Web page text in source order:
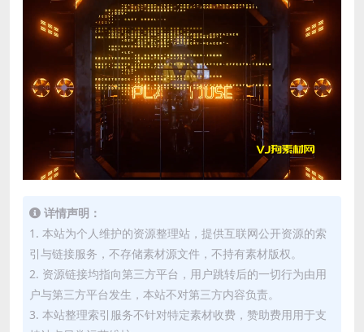
详情声明：
1. 本站为个人维护的资源整理站，提供互联网公开资源的索
引与链接服务，不存储素材源文件，不持有素材版权。
2. 资源链接均指向第三方平台，用户跳转后的一切行为由用
户与第三方平台发生，本站不对第三方内容负责。
3. 本站整理索引服务不针对特定素材收费，赞助费用用于支